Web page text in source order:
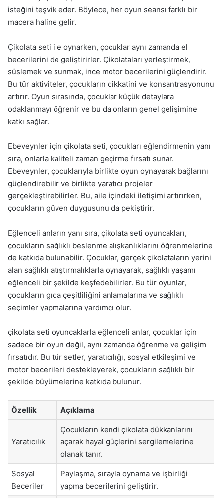
isteğini teşvik eder. Böylece, her oyun seansı farklı bir
macera haline gelir.
Çikolata seti ile oynarken, çocuklar aynı zamanda el
becerilerini de geliştirirler. Çikolataları yerleştirmek,
süslemek ve sunmak, ince motor becerilerini güçlendirir.
Bu tür aktiviteler, çocukların dikkatini ve konsantrasyonunu
artırır. Oyun sırasında, çocuklar küçük detaylara
odaklanmayı öğrenir ve bu da onların genel gelişimine
katkı sağlar.
Ebeveynler için çikolata seti, çocukları eğlendirmenin yanı
sıra, onlarla kaliteli zaman geçirme fırsatı sunar.
Ebeveynler, çocuklarıyla birlikte oyun oynayarak bağlarını
güçlendirebilir ve birlikte yaratıcı projeler
gerçekleştirebilirler. Bu, aile içindeki iletişimi artırırken,
çocukların güven duygusunu da pekiştirir.
Eğlenceli anların yanı sıra, çikolata seti oyuncakları,
çocukların sağlıklı beslenme alışkanlıklarını öğrenmelerine
de katkıda bulunabilir. Çocuklar, gerçek çikolataların yerini
alan sağlıklı atıştırmalıklarla oynayarak, sağlıklı yaşamı
eğlenceli bir şekilde keşfedebilirler. Bu tür oyunlar,
çocukların gıda çeşitliliğini anlamalarına ve sağlıklı
seçimler yapmalarına yardımcı olur.
çikolata seti oyuncaklarla eğlenceli anlar, çocuklar için
sadece bir oyun değil, aynı zamanda öğrenme ve gelişim
fırsatıdır. Bu tür setler, yaratıcılığı, sosyal etkileşimi ve
motor becerileri destekleyerek, çocukların sağlıklı bir
şekilde büyümelerine katkıda bulunur.
Özellik Açıklama
Yaratıcılık
Çocukların kendi çikolata dükkanlarını
açarak hayal güçlerini sergilemelerine
olanak tanır.
Sosyal
Beceriler
Paylaşma, sırayla oynama ve işbirliği
yapma becerilerini geliştirir.